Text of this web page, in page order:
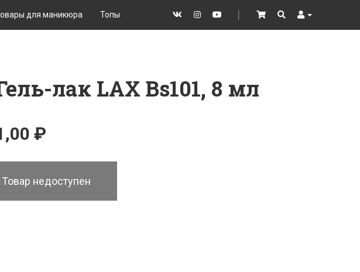
Instagram Cart SearchUser
для маникюра Топы
лак LAX Bs101, 8 мл
₽
Товар недоступен